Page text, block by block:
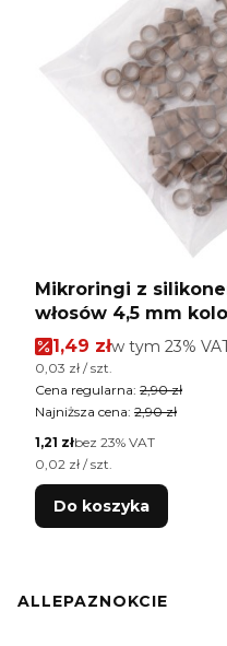
Mikroringi z
włosów 4,5 mm
Cena promocyjna
1,49 złw tym %s VAT
w tym 23%
Cena jednostkowa brutto
0,03 zł / szt.
Cena regularna: 2,90 zł
Najniższa cena: 2,90 zł
Cena netto
1,21 złbez 23% VAT
Cena jednostkowa netto
0,02 zł / szt.
Do koszyka
Linki w stopce
ALLEPAZNOKCIE